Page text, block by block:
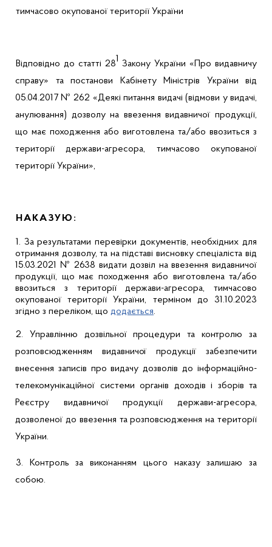
тимчасово окупованої території України
Відповідно до статті 281 Закону України «Про видавничу
справу» та постанови Кабінету Міністрів України від
05.04.2017 № 262 «Деякі питання видачі (відмови у видачі,
анулювання) дозволу на ввезення видавничої продукції,
що має походження або виготовлена та/або ввозиться з
території держави-агресора, тимчасово окупованої
території України»,
НАКАЗУЮ:
1. За результатами перевірки документів, необхідних для
отримання дозволу, та на підставі висновку спеціаліста від
15.03.2021 № 2638 видати дозвіл на ввезення видавничої
продукції, що має походження або виготовлена та/або
ввозиться з території держави-агресора, тимчасово
окупованої території України, терміном до 31.10.2023
згідно з переліком, що додається.
2. Управліннюдозвільної процедури та контролю за
розповсюдженням видавничої продукціїзабезпечити
внесення записів про видачу дозволів до інформаційно-
телекомунікаційної системи органів доходів і зборів та
Реєстру видавничої продукції держави-агресора,
дозволеної до ввезення та розповсюдження на території
України.
3.
Контроль за виконанням цього наказу залишаю за
собою.